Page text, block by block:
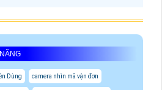
Dùng camera nhìn mã vận đơn